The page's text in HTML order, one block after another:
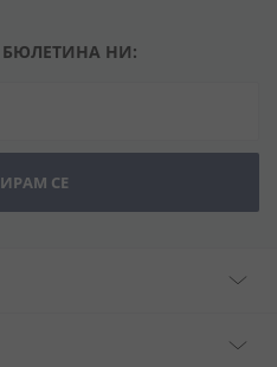
НИ:
СЕ